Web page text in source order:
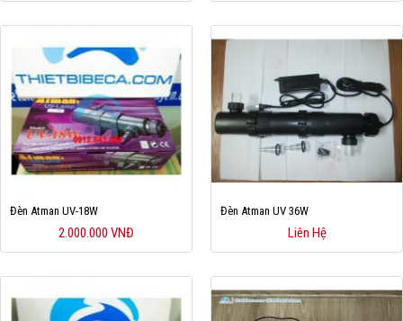
Đèn Atman UV-18W
2.000.000 VNĐ
Đèn Atman UV 36W
Liên Hệ